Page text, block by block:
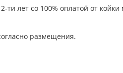
лет со 100% оплатой от
размещения.